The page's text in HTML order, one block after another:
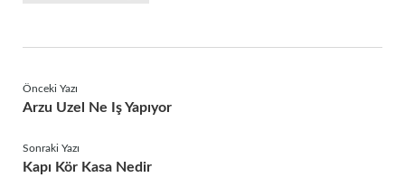
Önceki Yazı
Arzu Uzel Ne Iş Yapıyor
Sonraki Yazı
Kapı Kör Kasa Nedir